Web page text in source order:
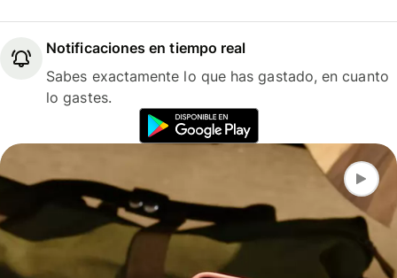
Notificaciones en tiempo real
Sabes exactamente lo que has gastado, en cuanto
lo gastes.